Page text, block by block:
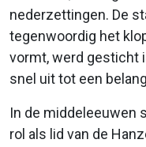
nederzettingen. De
tegenwoordig het
vormt, werd gesticht
snel uit tot een
In de middeleeuwen
rol als lid van de